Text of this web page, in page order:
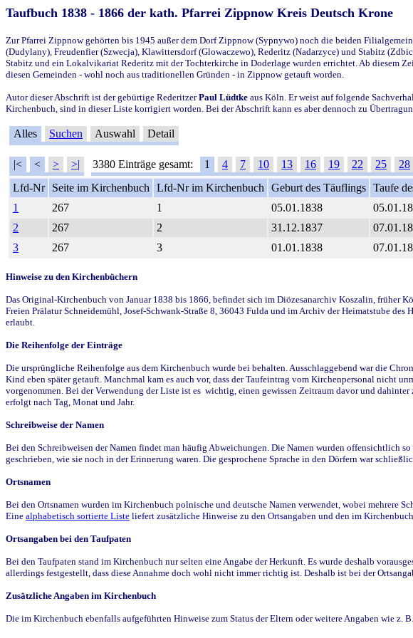
Taufbuch 1838 - 1866 der kath. Pfarrei Zippnow Kreis Deutsch Krone
Zur Pfarrei Zippnow gehörten bis 1945 außer dem Dorf Zippnow (Sypnywo) noch die beiden
(Dudylany), Freudenfier (Szwecja), Klawittersdorf (Glowaczewo), Rederitz (Nadarzyce) und Stabitz
Stabitz und ein Lokalvikariat Rederitz mit der Tochterkirche in Doderlage wurden errichtet. Ab diesem
diesen Gemeinden - wohl noch aus traditionellen Gründen - in Zippnow getauft worden.
Autor dieser Abschrift ist der gebürtige RederitzerPaul Lüdtke aus Köln. Er weist auf folgende
Kirchenbuch, sind in dieser Liste korrigiert worden. Bei der Abschrift kann es aber dennoch zu
Alles Suchen Auswahl Detail
|< < > >| 3380 Einträge gesamt: 1 4 7 10 13 16 19 22 25 28
Lfd-Nr
Seite im Kirchenbuch Lfd-Nr im Kirchenbuch Geburt des Täuflings Taufe
1
267 1 05.01.1838
2
267 2 31.12.1837
3
267 3 01.01.1838
Hinweise zu den Kirchenbüchern
Das Original-Kirchenbuch von Januar 1838 bis 1866, befindet sich im Diözesanarchiv Koszalin, früher
Freien Prälatur Schneidemühl, Josef-Schwank-Straße 8, 36043 Fulda und im Archiv der Heimatstube
erlaubt.
Die Reihenfolge der Einträge
Die ursprüngliche Reihenfolge aus dem Kirchenbuch wurde bei behalten. Ausschlaggebend war die
Kind eben später getauft. Manchmal kam es auch vor, dass der Taufeintrag vom Kirchenpersonal nicht
vorgenommen. Bei der Verwendung der Liste ist es wichtig, einen gewissen Zeitraum davor und
erfolgt nach Tag, Monat und Jahr.
Schreibweise der Namen
Bei den Schreibweisen der Namen findet man häufig Abweichungen. Die Namen wurden offensichtlich
geschrieben, wie sie noch in der Erinnerung waren. Die gesprochene Sprache in den Dörfern war
Ortsnamen
Bei den Ortsnamen wurden im Kirchenbuch polnische und deutsche Namen verwendet, wobei mehrere
Eine alphabetisch sortierte Liste liefert zusätzliche Hinweise zu den Ortsangaben und den im
Ortsangaben bei den Taufpaten
Bei den Taufpaten stand im Kirchenbuch nur selten eine Angabe der Herkunft. Es wurde deshalb
allerdings festgestellt, dass diese Annahme doch wohl nicht immer richtig ist. Deshalb ist bei der
Zusätzliche Angaben im Kirchenbuch
Die im Kirchenbuch ebenfalls aufgeführten Hinweise zum Status der Eltern oder weitere Angaben wie z.